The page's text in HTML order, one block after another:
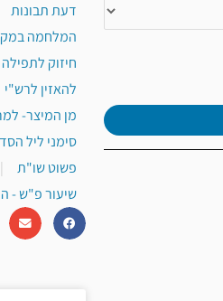
דעת תבונות
המלחמה
חיזוק לתפילה
להאזין לרש"י
מן המיצר-
סימני ליל
פשוט שו"ת
|
שיעור פ"ש -